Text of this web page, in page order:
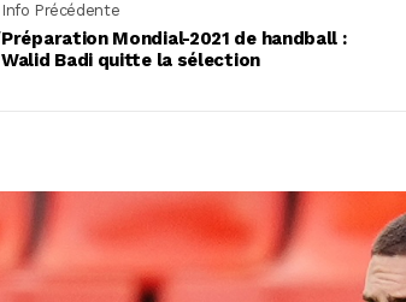
Info Précédente
Préparation Mondial-2021 de handball :
Walid Badi quitte la sélection